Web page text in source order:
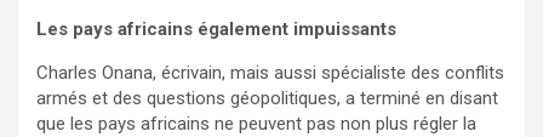
Les pays africains également impuissants
Charles Onana, écrivain, mais aussi spécialiste des conflits
armés et des questions géopolitiques, a terminé en disant
que les pays africains ne peuvent pas non plus régler la